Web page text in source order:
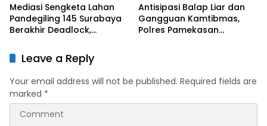
Mediasi Sengketa Lahan
Pandegiling 145 Surabaya
Berakhir Deadlock,
Pihak Jaga Kamtibmas
Antisipasi Balap Liar dan
Gangguan Kamtibmas,
Polres Pamekasan
Leave a Reply
Your email address will not be published. Required fields are
marked *